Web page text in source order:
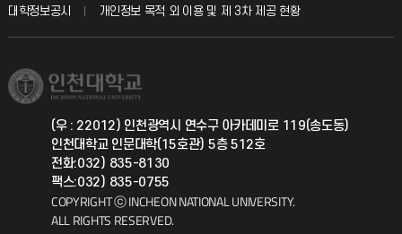
취업정보(학생)
학생서비스 지킴이
총동문회
교육혁신본부
국제지원과
공자아카데미
기초교육원
대학정보공시
개인정보 목적 외 이용 및 제 3차 제공 현황
(우 : 22012) 인천광역시 연수구 아카데미로 119(송도동)
인천대학교 인문대학(15호관) 5층 512호
전화:032) 835-8130
팩스:032) 835-0755
COPYRIGHT ⓒ INCHEON NATIONAL UNIVERSITY.
ALL RIGHTS RESERVED.